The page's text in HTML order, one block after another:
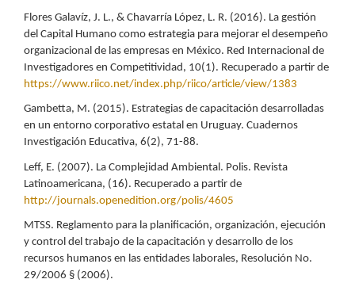
Flores Galavíz, J. L., & Chavarría López, L. R. (2016). La gestión
del Capital Humano como estrategia para mejorar el desempeño
organizacional de las empresas en México. Red Internacional de
Investigadores en Competitividad, 10(1). Recuperado a partir de
https://www.riico.net/index.php/riico/article/view/1383
Gambetta, M. (2015). Estrategias de capacitación desarrolladas
en un entorno corporativo estatal en Uruguay. Cuadernos
Investigación Educativa, 6(2), 71-88.
Leff, E. (2007). La Complejidad Ambiental. Polis. Revista
Latinoamericana, (16). Recuperado a partir de
http://journals.openedition.org/polis/4605
MTSS. Reglamento para la planificación, organización, ejecución
y control del trabajo de la capacitación y desarrollo de los
recursos humanos en las entidades laborales, Resolución No.
29/2006 § (2006).